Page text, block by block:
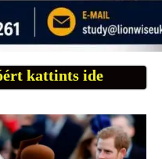
kattints ide